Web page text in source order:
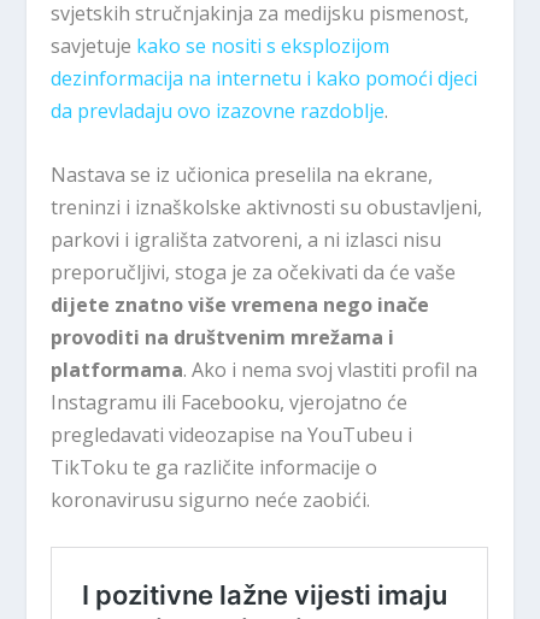
svjetskih stručnjakinja za medijsku pismenost,
savjetuje kako se nositi s eksplozijom
dezinformacija na internetu i kako pomoći djeci
da prevladaju ovo izazovne razdoblje.
Nastava se iz učionica preselila na ekrane,
treninzi i iznaškolske aktivnosti su obustavljeni,
parkovi i igrališta zatvoreni, a ni izlasci nisu
preporučljivi, stoga je za očekivati da će vaše
dijete znatno više vremena nego inače
provoditi na društvenim mrežama i
platformama. Ako i nema svoj vlastiti profil na
Instagramu ili Facebooku, vjerojatno će
pregledavati videozapise na YouTubeu i
TikToku te ga različite informacije o
koronavirusu sigurno neće zaobići.